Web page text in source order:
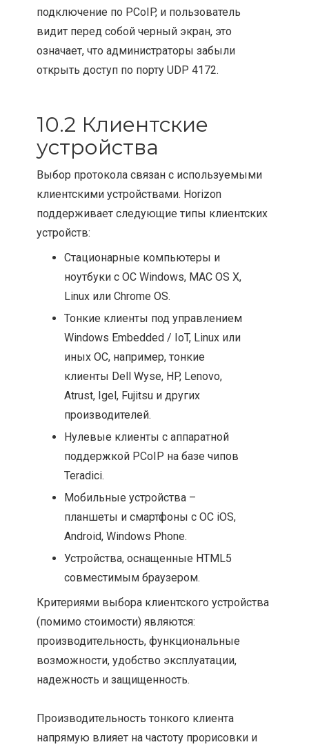
подключение по PCoIP, и пользователь
видит перед собой черный экран, это
означает, что администраторы забыли
открыть доступ по порту UDP 4172.
10.2 Клиентские
устройства
Выбор протокола связан с используемыми
клиентскими устройствами. Horizon
поддерживает следующие типы клиентских
устройств:
Стационарные компьютеры и
ноутбуки с ОС Windows, MAC OS X,
Linux или Chrome OS.
Тонкие клиенты под управлением
Windows Embedded / IoT, Linux или
иных ОС, например, тонкие
клиенты Dell Wyse, HP, Lenovo,
Atrust, Igel, Fujitsu и других
производителей.
Нулевые клиенты с аппаратной
поддержкой PCoIP на базе чипов
Teradici.
Мобильные устройства –
планшеты и смартфоны с ОС iOS,
Android, Windows Phone.
Устройства, оснащенные HTML5
совместимым браузером.
Критериями выбора клиентского устройства
(помимо стоимости) являются:
производительность, функциональные
возможности, удобство эксплуатации,
надежность и защищенность.
Производительность тонкого клиента
напрямую влияет на частоту прорисовки и